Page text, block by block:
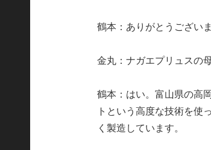
鶴本：ありがとうござい
金丸：ナガエプリュスの
鶴本：はい。富山県の高
トという高度な技術を使
く製造しています。